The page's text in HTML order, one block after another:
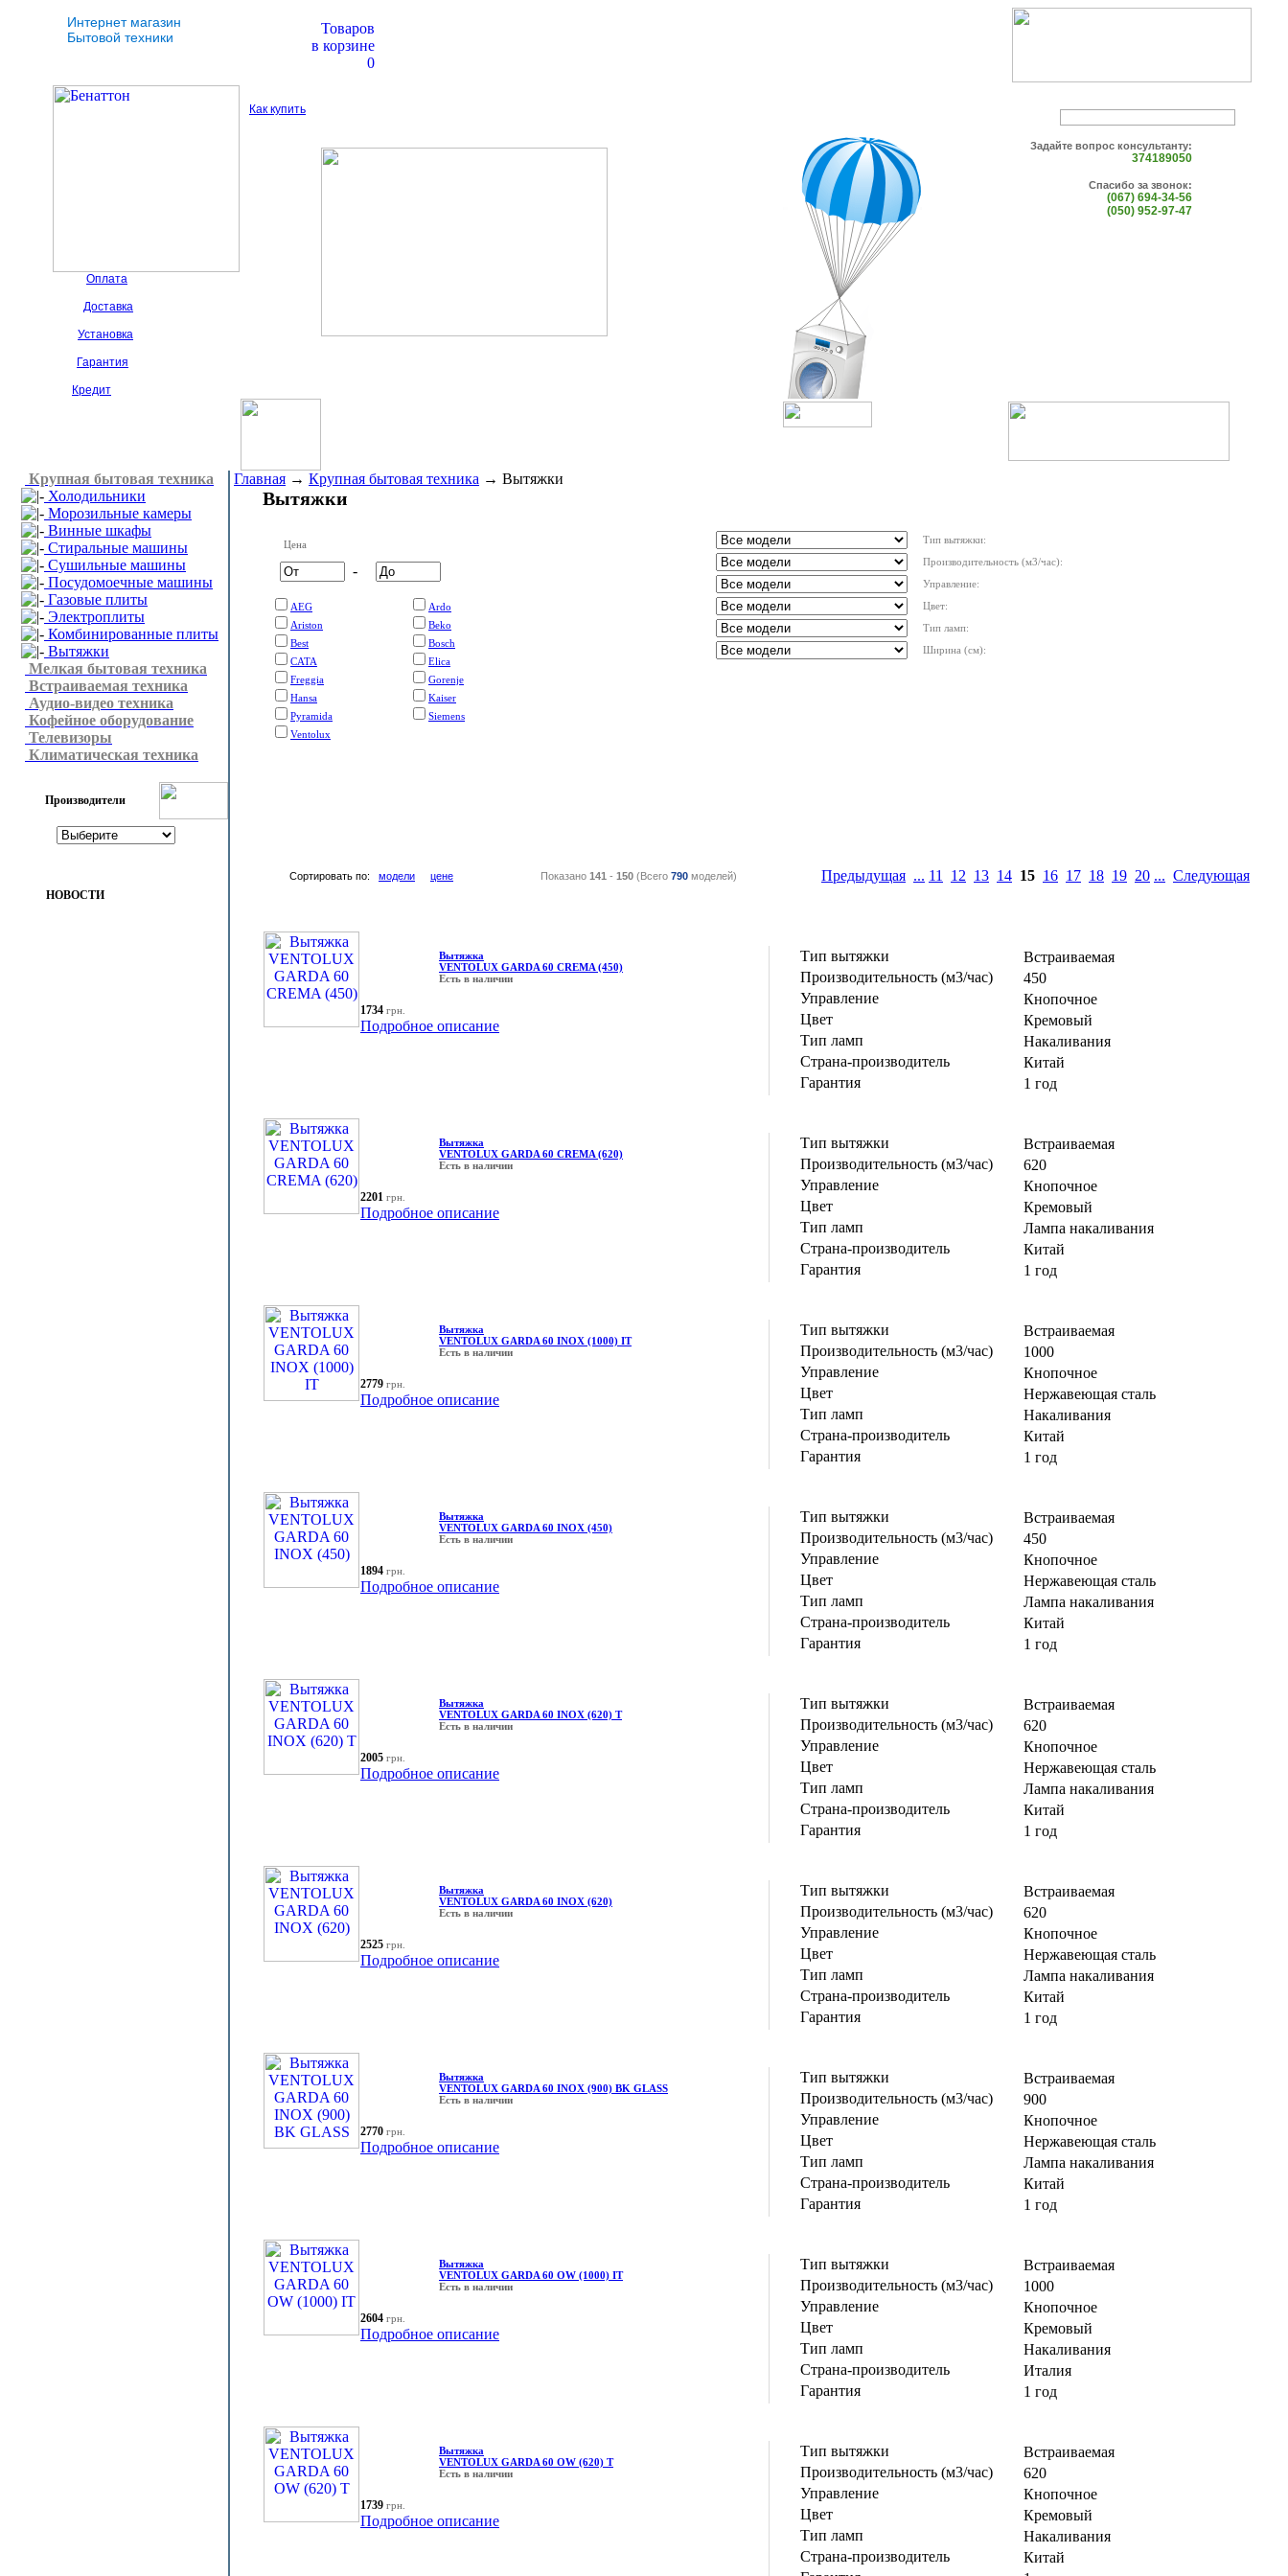
Интернет магазин
Бытовой техники
Товаров
в корзине
0
Как купить
Оплата
Доставка
Установка
Гарантия
Кредит
Задайте вопрос консультанту:
374189050
Спасибо за звонок:
(067) 694-34-56
(050) 952-97-47
Крупная бытовая техника
Холодильники
Морозильные камеры
Винные шкафы
Стиральные машины
Сушильные машины
Посудомоечные машины
Газовые плиты
Электроплиты
Комбинированные плиты
Вытяжки
Мелкая бытовая техника
Встраиваемая техника
Аудио-видео техника
Кофейное оборудование
Телевизоры
Климатическая техника
Производители
НОВОСТИ
Главная → Крупная бытовая техника → Вытяжки
Вытяжки
Цена
-
AEG
Ardo
Ariston
Beko
Best
Bosch
CATA
Elica
Freggia
Gorenje
Hansa
Kaiser
Pyramida
Siemens
Ventolux
Тип вытяжки:
Производительность (м3/час):
Управление:
Цвет:
Тип ламп:
Ширина (см):
Сортировать по: модели цене Показано 141 - 150 (Всего 790 моделей) Предыдущая ... 11 12 13 14 15 16 17 18 19 20 ... Следующая
Вытяжка
VENTOLUX GARDA 60 CREMA (450)
Есть в наличии
Тип вытяжки
Встраиваемая
Производительность (м3/час)
450
Управление
Кнопочное
Цвет
Кремовый
Тип ламп
Накаливания
Страна-производитель
Китай
Гарантия
1 год
1734 грн.
Подробное описание
Вытяжка
VENTOLUX GARDA 60 CREMA (620)
Есть в наличии
Тип вытяжки
Встраиваемая
Производительность (м3/час)
620
Управление
Кнопочное
Цвет
Кремовый
Тип ламп
Лампа накаливания
Страна-производитель
Китай
Гарантия
1 год
2201 грн.
Подробное описание
Вытяжка
VENTOLUX GARDA 60 INOX (1000) IT
Есть в наличии
Тип вытяжки
Встраиваемая
Производительность (м3/час)
1000
Управление
Кнопочное
Цвет
Нержавеющая сталь
Тип ламп
Накаливания
Страна-производитель
Китай
Гарантия
1 год
2779 грн.
Подробное описание
Вытяжка
VENTOLUX GARDA 60 INOX (450)
Есть в наличии
Тип вытяжки
Встраиваемая
Производительность (м3/час)
450
Управление
Кнопочное
Цвет
Нержавеющая сталь
Тип ламп
Лампа накаливания
Страна-производитель
Китай
Гарантия
1 год
1894 грн.
Подробное описание
Вытяжка
VENTOLUX GARDA 60 INOX (620) T
Есть в наличии
Тип вытяжки
Встраиваемая
Производительность (м3/час)
620
Управление
Кнопочное
Цвет
Нержавеющая сталь
Тип ламп
Лампа накаливания
Страна-производитель
Китай
Гарантия
1 год
2005 грн.
Подробное описание
Вытяжка
VENTOLUX GARDA 60 INOX (620)
Есть в наличии
Тип вытяжки
Встраиваемая
Производительность (м3/час)
620
Управление
Кнопочное
Цвет
Нержавеющая сталь
Тип ламп
Лампа накаливания
Страна-производитель
Китай
Гарантия
1 год
2525 грн.
Подробное описание
Вытяжка
VENTOLUX GARDA 60 INOX (900) BK GLASS
Есть в наличии
Тип вытяжки
Встраиваемая
Производительность (м3/час)
900
Управление
Кнопочное
Цвет
Нержавеющая сталь
Тип ламп
Лампа накаливания
Страна-производитель
Китай
Гарантия
1 год
2770 грн.
Подробное описание
Вытяжка
VENTOLUX GARDA 60 OW (1000) IT
Есть в наличии
Тип вытяжки
Встраиваемая
Производительность (м3/час)
1000
Управление
Кнопочное
Цвет
Кремовый
Тип ламп
Накаливания
Страна-производитель
Италия
Гарантия
1 год
2604 грн.
Подробное описание
Вытяжка
VENTOLUX GARDA 60 OW (620) T
Есть в наличии
Тип вытяжки
Встраиваемая
Производительность (м3/час)
620
Управление
Кнопочное
Цвет
Кремовый
Тип ламп
Накаливания
Страна-производитель
Китай
1739 грн.
Подробное описание